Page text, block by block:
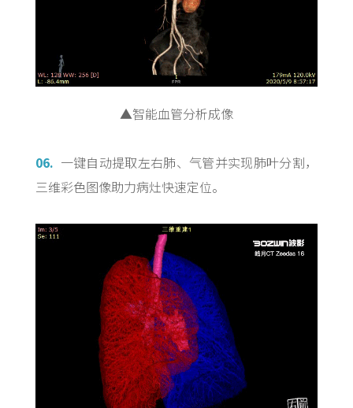
▲智能血管分析成像
06. 一键自动提取左右肺、气管并实现肺叶分割，
三维彩色图像助力病灶快速定位。